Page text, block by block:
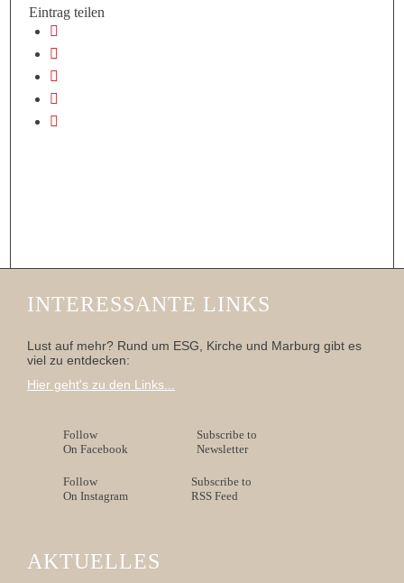
Eintrag teilen
INTERESSANTE LINKS
Lust auf mehr? Rund um ESG, Kirche und Marburg gibt es
viel zu entdecken:
Hier geht's zu den Links...
Follow
On Facebook
Subscribe to
Newsletter
Follow
On Instagram
Subscribe to
RSS Feed
AKTUELLES